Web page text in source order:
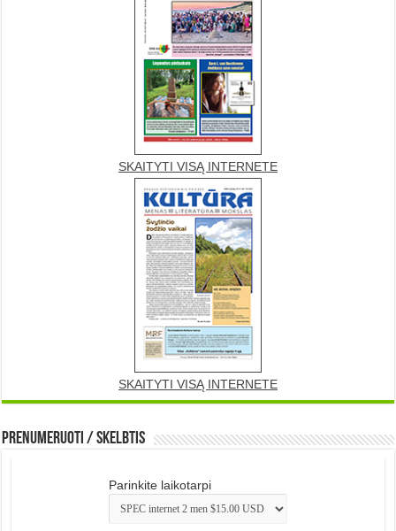
SKAITYTI VISĄ INTERNETE
SKAITYTI VISĄ INTERNETE
Prenumeruoti / Skelbtis
Parinkite laikotarpi